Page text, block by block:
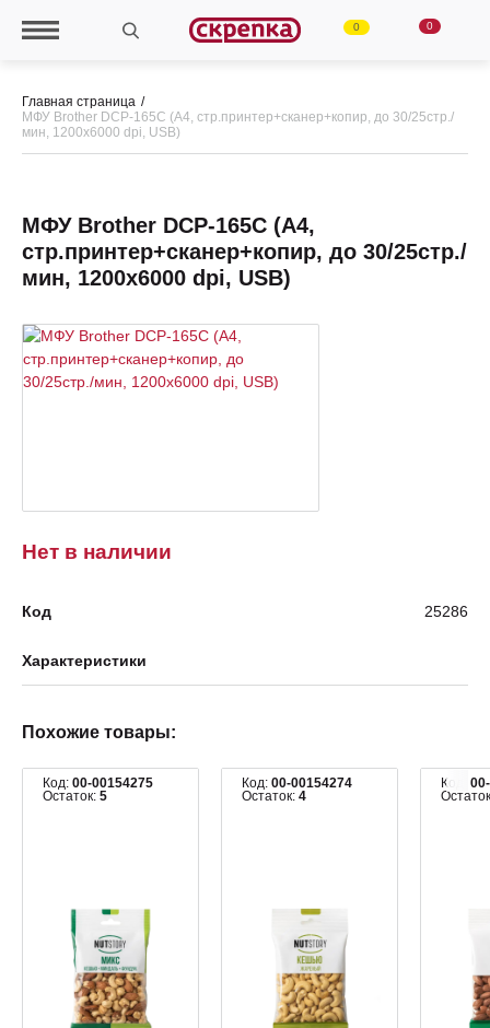
0 0
Главная страница
МФУ Brother DCP-165C (А4, стр.принтер+сканер+копир, до 30/25стр./
мин, 1200х6000 dpi, USB)
Нет в наличии
МФУ Brother DCP-165C (А4,
стр.принтер+сканер+копир, до 30/25стр./
мин, 1200х6000 dpi, USB)
Код 25286
Характеристики
Похожие товары:
Код: 00-00154275
Остаток: 5
Код: 00-00154274
Остаток: 4
Код: